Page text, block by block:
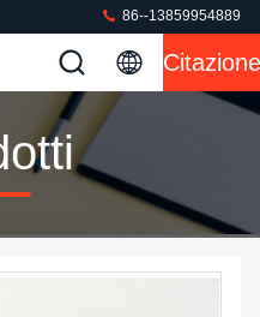
86--13859954889
Citazione